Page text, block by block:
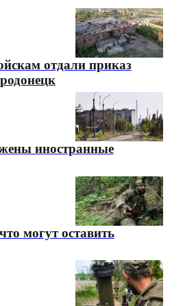
отдали приказ
иностранные
могут оставить